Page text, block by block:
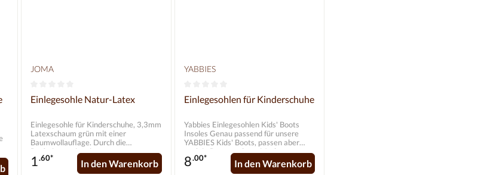
0 von 5 Sternen
JOMA
Durchschnittliche Bewertung von 0 von 5 Sternen
Einlegesohle Natur-Latex
Einlegesohle für Kinderschuhe, 3,3mm
Latexschaum grün mit einer
Baumwollauflage. Durch die
Perforierung ist eine gute
Luftzirkulation gewährleistet. Ca. 3,3
mm stark
1.60* In den Warenkorb
YABBIES
Durchschnittliche Bewertung von 0 von 5 Sternen
Einlegesohlen für Kinderschuhe
Yabbies Einlegesohlen Kids' Boots
Insoles Genau passend für unsere
YABBIES Kids' Boots, passen aber
auch in Boots anderer Marken
Material: EVA, Stärke (3 mm)
Farbe: Schwarz mit Tiermuster
8.00* In den Warenkorb